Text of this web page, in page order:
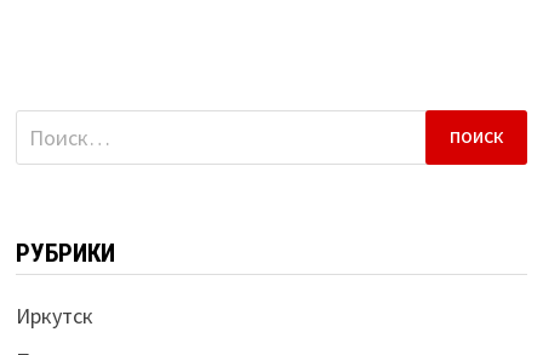
Найти:
РУБРИКИ
Иркутск